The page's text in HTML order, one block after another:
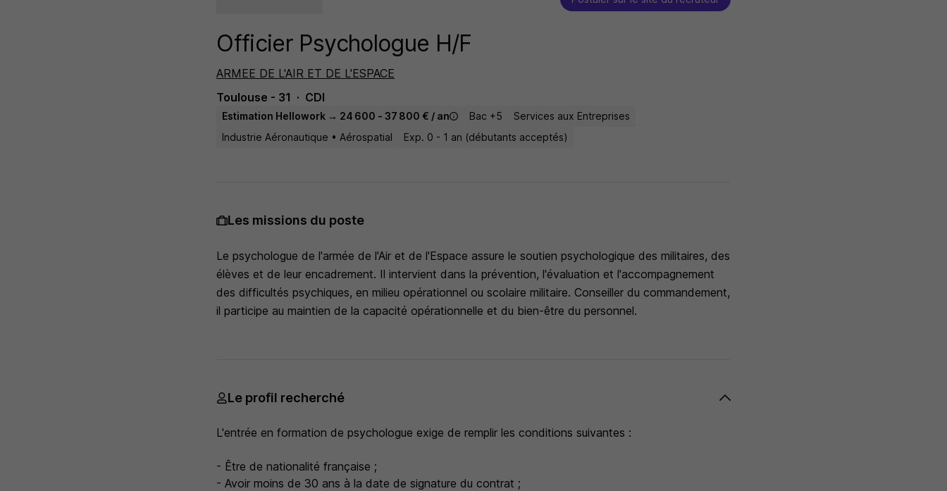
Officier Psychologue H/F
ARMEE DE L'AIR ET DE L'ESPACE
Toulouse - 31
CDI
Estimation Hellowork → 24 600 - 37 800 € / an Bac +5
Services aux Entreprises
Industrie Aéronautique • Aérospatial
Exp. 0 - 1 an (débutants acceptés)
Les missions du poste
Le psychologue de l'armée de l'Air et de l'Espace assure le soutien psychologique des militaires, des
élèves et de leur encadrement. Il intervient dans la prévention, l'évaluation et l'accompagnement
des difficultés psychiques, en milieu opérationnel ou scolaire militaire. Conseiller du commandement,
il participe au maintien de la capacité opérationnelle et du bien-être du personnel.
Le profil recherché
L'entrée en formation de psychologue exige de remplir les conditions suivantes :
- Être de nationalité française ;
- Avoir moins de 30 ans à la date de signature du contrat ;